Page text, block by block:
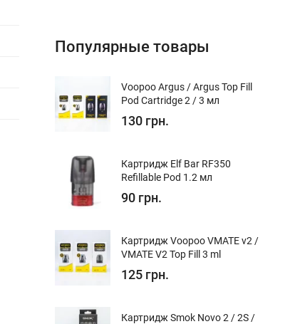
Популярные товары
Voopoo Argus / Argus Top Fill
Pod Cartridge 2 / 3 мл
130 грн.
Картридж Elf Bar RF350
Refillable Pod 1.2 мл
90 грн.
Картридж Voopoo VMATE v2 /
VMATE V2 Top Fill 3 ml
125 грн.
Картридж Smok Novo 2 / 2S /